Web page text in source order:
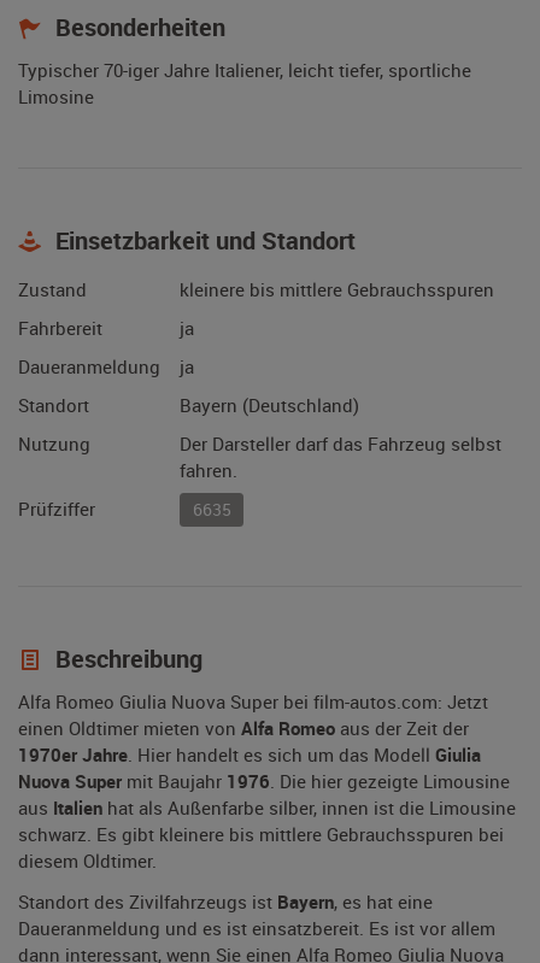
Besonderheiten
Typischer 70-iger Jahre Italiener, leicht tiefer, sportliche
Limosine
Einsetzbarkeit und Standort
Zustand
kleinere bis mittlere Gebrauchsspuren
Fahrbereit
ja
Daueranmeldung
ja
Standort
Bayern (Deutschland)
Nutzung
Der Darsteller darf das Fahrzeug selbst
fahren.
Prüfziffer
6635
Beschreibung
Alfa Romeo Giulia Nuova Super bei film-autos.com: Jetzt
einen Oldtimer mieten von Alfa Romeo aus der Zeit der
1970er Jahre. Hier handelt es sich um das Modell Giulia
Nuova Super mit Baujahr 1976. Die hier gezeigte Limousine
aus Italien hat als Außenfarbe silber, innen ist die Limousine
schwarz. Es gibt kleinere bis mittlere Gebrauchsspuren bei
diesem Oldtimer.
Standort des Zivilfahrzeugs ist Bayern, es hat eine
Daueranmeldung und es ist einsatzbereit. Es ist vor allem
dann interessant, wenn Sie einen Alfa Romeo Giulia Nuova